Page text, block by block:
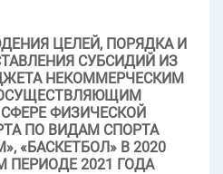
ЦЕЛЕЙ, ПОРЯДКА И
СУБСИДИЙ ИЗ
НЕКОММЕРЧЕСКИМ
ФИЗИЧЕСКОЙ
ПО ВИДАМ СПОРТА
«БАСКЕТБОЛ» В 2020
ПЕРИОДЕ 2021 ГОДА